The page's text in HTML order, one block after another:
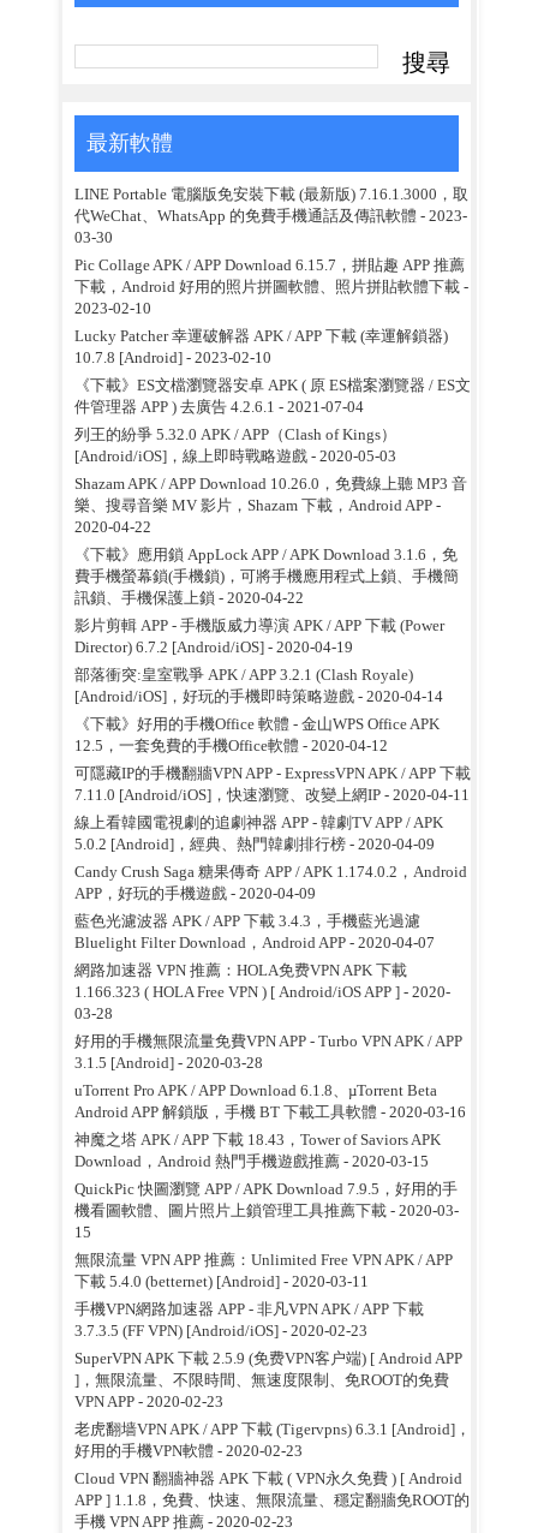
最新軟體
LINE Portable 電腦版免安裝下載 (最新版) 7.16.1.3000，取
代WeChat、WhatsApp 的免費手機通話及傳訊軟體 - 2023-
03-30
Pic Collage APK / APP Download 6.15.7，拼貼趣 APP 推薦
下載，Android 好用的照片拼圖軟體、照片拼貼軟體下載-
2023-02-10
Lucky Patcher 幸運破解器 APK / APP 下載 (幸運解鎖器)
10.7.8 [Android] - 2023-02-10
《下載》ES文檔瀏覽器安卓 APK ( 原 ES檔案瀏覽器 / ES文
件管理器 APP ) 去廣告 4.2.6.1 - 2021-07-04
列王的紛爭 5.32.0 APK / APP（Clash of Kings）
[Android/iOS]，線上即時戰略遊戲- 2020-05-03
Shazam APK / APP Download 10.26.0，免費線上聽 MP3 音
樂、搜尋音樂 MV 影片，Shazam 下載，Android APP-
2020-04-22
《下載》應用鎖 AppLock APP / APK Download 3.1.6，免
費手機螢幕鎖(手機鎖)，可將手機應用程式上鎖、手機簡
訊鎖、手機保護上鎖 - 2020-04-22
影片剪輯 APP - 手機版威力導演 APK / APP 下載 (Power
Director) 6.7.2 [Android/iOS]- 2020-04-19
部落衝突:皇室戰爭 APK / APP 3.2.1 (Clash Royale)
[Android/iOS]，好玩的手機即時策略遊戲- 2020-04-14
《下載》好用的手機Office 軟體 - 金山WPS Office APK
12.5，一套免費的手機Office軟體 - 2020-04-12
可隱藏IP的手機翻牆VPN APP - ExpressVPN APK / APP 下載
7.11.0 [Android/iOS]，快速瀏覽、改變上網IP- 2020-04-11
線上看韓國電視劇的追劇神器 APP - 韓劇TV APP / APK
5.0.2 [Android]，經典、熱門韓劇排行榜- 2020-04-09
Candy Crush Saga 糖果傳奇 APP / APK 1.174.0.2，Android
APP，好玩的手機遊戲- 2020-04-09
藍色光濾波器 APK / APP 下載 3.4.3，手機藍光過濾
Bluelight Filter Download，Android APP- 2020-04-07
網路加速器 VPN 推薦：HOLA免费VPN APK 下載
1.166.323 ( HOLA Free VPN ) [ Android/iOS APP ]- 2020-
03-28
好用的手機無限流量免費VPN APP - Turbo VPN APK / APP
3.1.5 [Android]- 2020-03-28
uTorrent Pro APK / APP Download 6.1.8、µTorrent Beta
Android APP 解鎖版，手機 BT 下載工具軟體 - 2020-03-16
神魔之塔 APK / APP 下載 18.43，Tower of Saviors APK
Download，Android 熱門手機遊戲推薦- 2020-03-15
QuickPic 快圖瀏覽 APP / APK Download 7.9.5，好用的手
機看圖軟體、圖片照片上鎖管理工具推薦下載- 2020-03-
15
無限流量 VPN APP 推薦：Unlimited Free VPN APK / APP
下載 5.4.0 (betternet) [Android]- 2020-03-11
手機VPN網路加速器 APP - 非凡VPN APK / APP 下載
3.7.3.5 (FF VPN) [Android/iOS]- 2020-02-23
SuperVPN APK 下載 2.5.9 (免费VPN客户端) [ Android APP
]，無限流量、不限時間、無速度限制、免ROOT的免費
VPN APP- 2020-02-23
老虎翻墙VPN APK / APP 下載 (Tigervpns) 6.3.1 [Android]，
好用的手機VPN軟體 - 2020-02-23
Cloud VPN 翻牆神器 APK 下載 ( VPN永久免費 ) [ Android
APP ] 1.1.8，免費、快速、無限流量、穩定翻牆免ROOT的
手機 VPN APP 推薦- 2020-02-23